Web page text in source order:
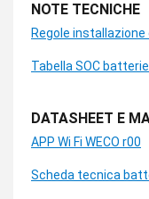
NOTE TECNICHE
Regole
Tabella SOC
DATASHEET E
APP Wi Fi WECO r00
Scheda tecnica